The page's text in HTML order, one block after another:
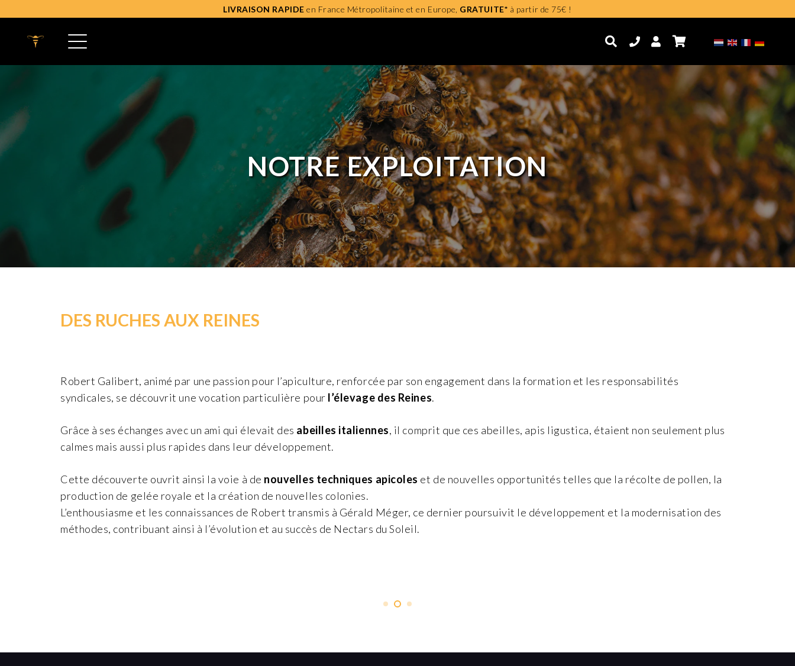
LIVRAISON RAPIDE en France Métropolitaine et en Europe, GRATUITE* à partir de 75€ !
NOTRE EXPLOITATION
DES RUCHES AUX REINES
Robert Galibert, animé par une passion pour l’apiculture, renforcée par son engagement dans la formation et les responsabilités
syndicales, se découvrit une vocation particulière pour l’élevage des Reines.
Grâce à ses échanges avec un ami qui élevait des abeilles italiennes, il comprit que ces abeilles, apis ligustica, étaient non seulement plus
calmes mais aussi plus rapides dans leur développement.
Cette découverte ouvrit ainsi la voie à de nouvelles techniques apicoles et de nouvelles opportunités telles que la récolte de pollen, la
production de gelée royale et la création de nouvelles colonies.
L’enthousiasme et les connaissances de Robert transmis à Gérald Méger, ce dernier poursuivit le développement et la modernisation des
méthodes, contribuant ainsi à l’évolution et au succès de Nectars du Soleil.